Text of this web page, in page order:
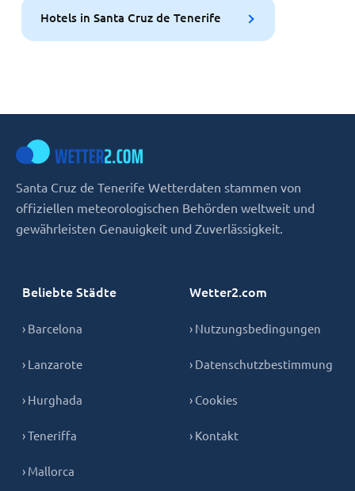
Hotels in Santa Cruz de Tenerife
Santa Cruz de Tenerife Wetterdaten stammen von
offiziellen meteorologischen Behörden weltweit und
gewährleisten Genauigkeit und Zuverlässigkeit.
Beliebte Städte
› Barcelona
› Lanzarote
› Hurghada
› Teneriffa
› Mallorca
Wetter2.com
› Nutzungsbedingungen
› Datenschutzbestimmung
› Cookies
› Kontakt